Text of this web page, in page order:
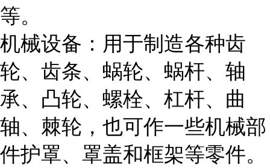
等。
机械设备：用于制造各种齿
轮、齿条、蜗轮、蜗杆、轴
承、凸轮、螺栓、杠杆、曲
轴、棘轮，也可作一些机械部
件护罩、罩盖和框架等零件。